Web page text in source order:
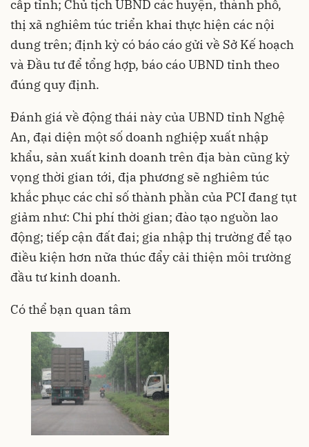
cấp tỉnh; Chủ tịch UBND các huyện, thành phố,
thị xã nghiêm túc triển khai thực hiện các nội
dung trên; định kỳ có báo cáo gửi về Sở Kế hoạch
và Đầu tư để tổng hợp, báo cáo UBND tỉnh theo
đúng quy định.
Đánh giá về động thái này của UBND tỉnh Nghệ
An, đại diện một số doanh nghiệp xuất nhập
khẩu, sản xuất kinh doanh trên địa bàn cũng kỳ
vọng thời gian tới, địa phương sẽ nghiêm túc
khắc phục các chỉ số thành phần của PCI đang tụt
giảm như: Chi phí thời gian; đào tạo nguồn lao
động; tiếp cận đất đai; gia nhập thị trường để tạo
điều kiện hơn nữa thúc đẩy cải thiện môi trường
đầu tư kinh doanh.
Có thể bạn quan tâm